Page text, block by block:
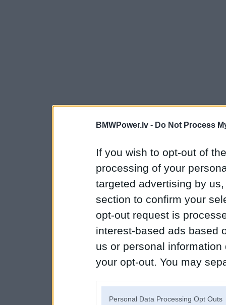
BMWPower.lv - Do Not Process
If you wish to opt-out of
processing of your
targeted advertising by
section to confirm your
opt-out request is
interest-based ads based
us or personal
your opt-out. You may
Personal Data Processing Opt Outs